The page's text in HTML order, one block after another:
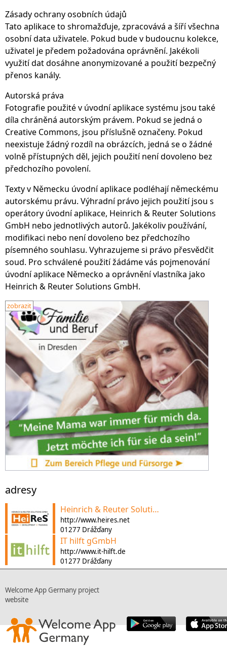
Zásady ochrany osobních údajů
Tato aplikace to shromažďuje, zpracovává a šíří všechna
osobní data uživatele. Pokud bude v budoucnu kolekce,
uživatel je předem požadována oprávnění. Jakékoli
využití dat dosáhne anonymizované a použití bezpečný
přenos kanály.
Autorská práva
Fotografie použité v úvodní aplikace systému jsou také
díla chráněná autorským právem. Pokud se jedná o
Creative Commons, jsou příslušně označeny. Pokud
neexistuje žádný rozdíl na obrázcích, jedná se o žádné
volně přístupných děl, jejich použití není dovoleno bez
předchozího povolení.
Texty v Německu úvodní aplikace podléhají německému
autorskému právu. Výhradní právo jejich použití jsou s
operátory úvodní aplikace, Heinrich & Reuter Solutions
GmbH nebo jednotlivých autorů. Jakékoliv používání,
modifikaci nebo není dovoleno bez předchozího
písemného souhlasu. Vyhrazujeme si právo přesvědčit
soud. Pro schválené použití žádáme vás pojmenování
úvodní aplikace Německo a oprávnění vlastníka jako
Heinrich & Reuter Solutions GmbH.
zobrazit
adresy
Heinrich & Reuter Solutions GmbH
http://www.heires.net
01277 Drážďany
IT hilft gGmbH
http://www.it-hilft.de
01277 Drážďany
Welcome App Germany project
website